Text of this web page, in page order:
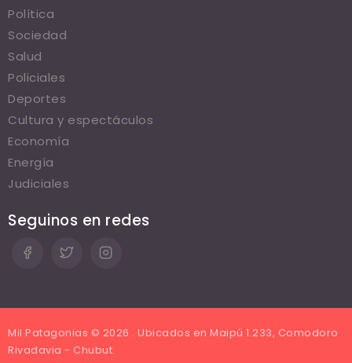
Política
Sociedad
Salud
Policiales
Deportes
Cultura y espectáculos
Economía
Energía
Judiciales
Seguinos en redes
Mil Patagonias © 2026 . Ubicados en Maipú 1.233, Comodoro
Rivadavia - Chubut.